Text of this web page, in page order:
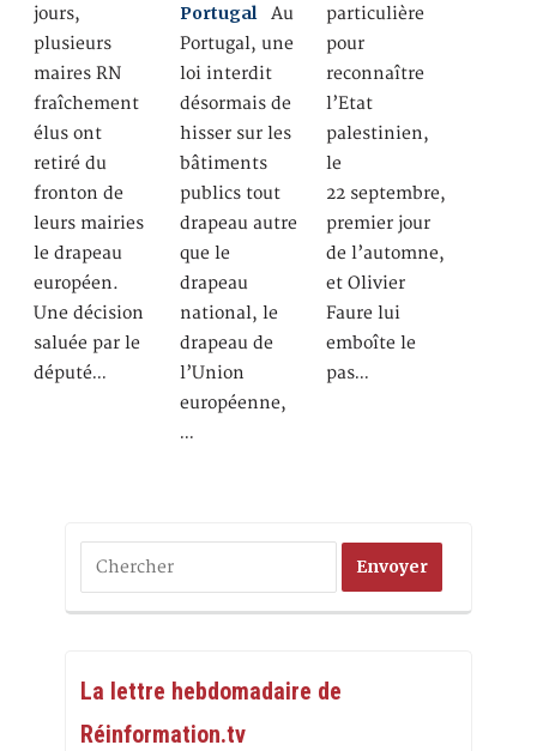
jours,
plusieurs
maires RN
fraîchement
élus ont
retiré du
fronton de
leurs mairies
le drapeau
européen.
Une décision
saluée par le
député…
PortugalAu
Portugal, une
loi interdit
désormais de
hisser sur les
bâtiments
publics tout
drapeau autre
que le
drapeau
national, le
drapeau de
l’Union
européenne,
…
particulière
pour
reconnaître
l’Etat
palestinien,
le
22 septembre,
premier jour
de l’automne,
et Olivier
Faure lui
emboîte le
pas…
La lettre hebdomadaire de
Réinformation.tv